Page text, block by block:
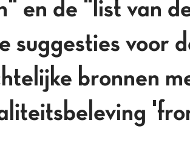
en de "list van
suggesties voor
bronnen